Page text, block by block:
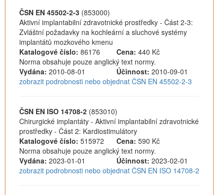
ČSN EN 45502-2-3 (853000)
Aktivní implantabilní zdravotnické prostředky - Část 2-3:
Zvláštní požadavky na kochleární a sluchové systémy
implantátů mozkového kmenu
Katalogové číslo: 86176 Cena: 440 Kč
Norma obsahuje pouze anglický text normy.
Vydána: 2010-08-01 Účinnost: 2010-09-01
zobrazit podrobnosti nebo objednat ČSN EN 45502-2-3
ČSN EN ISO 14708-2 (853010)
Chirurgické implantáty - Aktivní implantabilní zdravotnické
prostředky - Část 2: Kardiostimulátory
Katalogové číslo: 515972 Cena: 590 Kč
Norma obsahuje pouze anglický text normy.
Vydána: 2023-01-01 Účinnost: 2023-02-01
zobrazit podrobnosti nebo objednat ČSN EN ISO 14708-2